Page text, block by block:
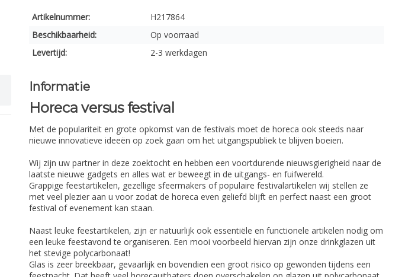
Artikelnummer:
H217864
Beschikbaarheid:
Op voorraad
Levertijd:
2-3 werkdagen
Informatie
Horeca versus festival
Met de populariteit en grote opkomst van de festivals moet de horeca ook steeds naar
nieuwe innovatieve ideeën op zoek gaan om het uitgangspubliek te blijven boeien.
Wij zijn uw partner in deze zoektocht en hebben een voortdurende nieuwsgierigheid naar de
laatste nieuwe gadgets en alles wat er beweegt in de uitgangs- en fuifwereld.
Grappige feestartikelen, gezellige sfeermakers of populaire festivalartikelen wij stellen ze
met veel plezier aan u voor zodat de horeca even geliefd blijft en perfect naast een groot
festival of evenement kan staan.
Naast leuke feestartikelen, zijn er natuurlijk ook essentiële en functionele artikelen nodig om
een leuke feestavond te organiseren. Een mooi voorbeeld hiervan zijn onze drinkglazen uit
het stevige polycarbonaat!
Glas is zeer breekbaar, gevaarlijk en bovendien een groot risico op gewonden tijdens een